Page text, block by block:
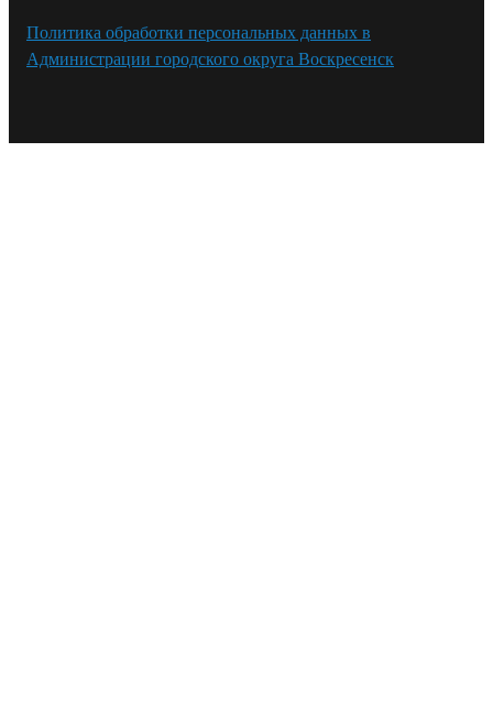
Политика обработки персональных данных в
Администрации городского округа Воскресенск